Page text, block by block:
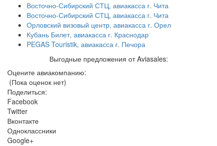
Восточно-Сибирский СТЦ, авиакасса г. Чита
Восточно-Сибирский СТЦ, авиакасса г. Чита
Орловский визовый центр, авиакасса г. Орел
Кубань Билет, авиакасса г. Краснодар
PEGAS Touristik, авиакасса г. Печора
Выгодные предложения от Aviasales:
Оцените авиакомпанию:
(Пока оценок нет)
Поделиться:
Facebook
Twitter
Вконтакте
Одноклассники
Google+